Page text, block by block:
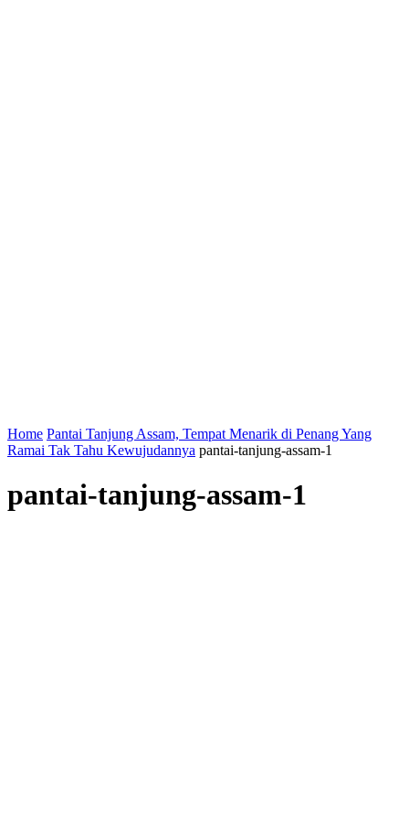
Home Pantai Tanjung Assam, Tempat Menarik di Penang Yang
Ramai Tak Tahu Kewujudannya pantai-tanjung-assam-1
pantai-tanjung-assam-1